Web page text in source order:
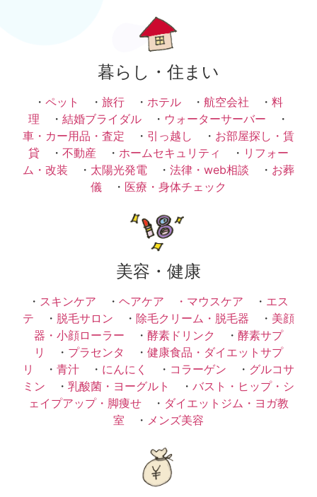
暮らし・住まい
・ ペット ・ 旅行 ・ ホテル ・ 航空会社 ・ 料
理 ・ 結婚ブライダル ・ ウォーターサーバー ・
車・カー用品・査定 ・ 引っ越し ・ お部屋探し・賃
貸 ・ 不動産 ・ ホームセキュリティ ・ リフォー
ム・改装 ・ 太陽光発電 ・ 法律・web相談 ・ お葬
儀 ・ 医療・身体チェック
美容・健康
・ スキンケア ・ ヘアケア ・ マウスケア ・ エス
テ ・ 脱毛サロン ・ 除毛クリーム・脱毛器 ・ 美顔
器・小顔ローラー ・ 酵素ドリンク ・ 酵素サプ
リ
・ プラセンタ ・ 健康食品・ダイエットサプ
リ
・ 青汁 ・ にんにく ・ コラーゲン ・ グルコサ
ミン ・ 乳酸菌・ヨーグルト ・ バスト・ヒップ・シ
ェイプアップ・脚痩せ ・ ダイエットジム・ヨガ教
室 ・ メンズ美容